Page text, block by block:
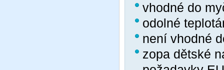
vhodné do
odolné
není vhodné
zopa dětské